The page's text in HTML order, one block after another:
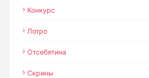
Конкурс
Лотро
Отсебятина
Скрины